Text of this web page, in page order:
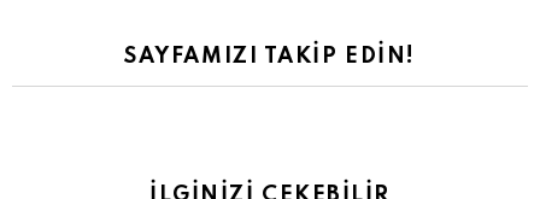
SAYFAMIZI TAKIP EDIN!